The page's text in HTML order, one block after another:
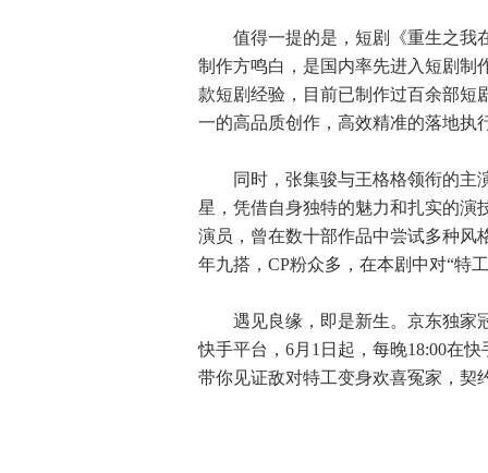
值得一提的是，短剧《重生之我
制作方鸣白，是国内率先进入短剧制
款短剧经验，目前已制作过百余部短
一的高品质创作，高效精准的落地执
同时，张集骏与王格格领衔的主
星，凭借自身独特的魅力和扎实的演
演员，曾在数十部作品中尝试多种风
年九搭，CP粉众多，在本剧中对“特
遇见良缘，即是新生。京东独家
快手平台，6月1日起，每晚18:00在
带你见证敌对特工变身欢喜冤家，契